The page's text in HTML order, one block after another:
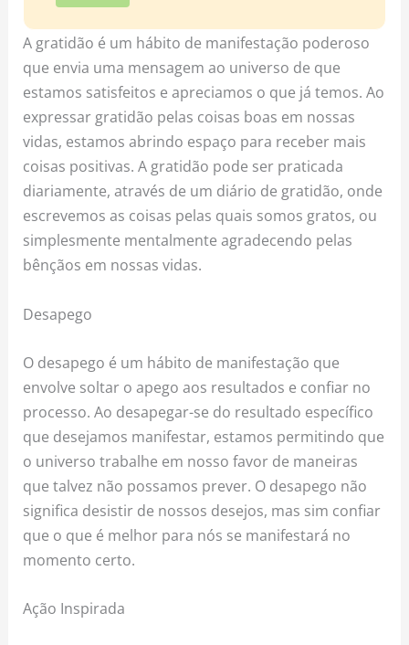
A gratidão é um hábito de manifestação poderoso
que envia uma mensagem ao universo de que
estamos satisfeitos e apreciamos o que já temos. Ao
expressar gratidão pelas coisas boas em nossas
vidas, estamos abrindo espaço para receber mais
coisas positivas. A gratidão pode ser praticada
diariamente, através de um diário de gratidão, onde
escrevemos as coisas pelas quais somos gratos, ou
simplesmente mentalmente agradecendo pelas
bênçãos em nossas vidas.
Desapego
O desapego é um hábito de manifestação que
envolve soltar o apego aos resultados e confiar no
processo. Ao desapegar-se do resultado específico
que desejamos manifestar, estamos permitindo que
o universo trabalhe em nosso favor de maneiras
que talvez não possamos prever. O desapego não
significa desistir de nossos desejos, mas sim confiar
que o que é melhor para nós se manifestará no
momento certo.
Ação Inspirada